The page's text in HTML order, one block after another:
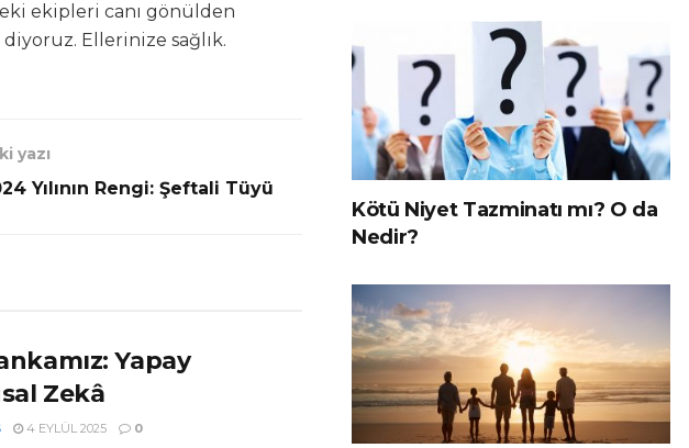
ekipleri canı gönülden
Ellerinize sağlık.
yazı
Yılının Rengi: Şeftali Tüyü
Yapay
Zekâ
4 EYLÜL 2025 0
Kötü Niyet Tazminatı mı? O da
Nedir?